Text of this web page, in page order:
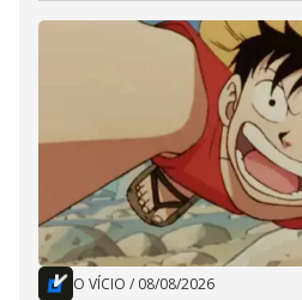
O VÍCIO / 08/08/2026